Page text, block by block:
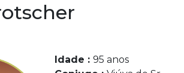
Idade : 95 anos